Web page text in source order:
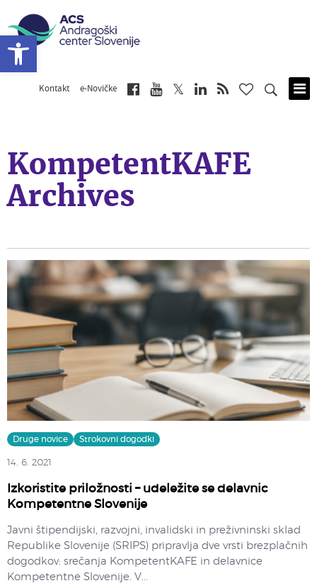
Kontakt e-Novičke
KompetentKAFE
Archives
Druge novice Strokovni dogodki
14. 6. 2021
Izkoristite priložnosti – udeležite se delavnic
Kompetentne Slovenije
Javni štipendijski, razvojni, invalidski in preživninski sklad
Republike Slovenije (SRIPS) pripravlja dve vrsti brezplačnih
dogodkov: srečanja KompetentKAFE in delavnice
Kompetentne Slovenije. V...
Open toolbar